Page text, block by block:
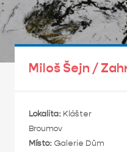
Miloš Šejn /
Lokalita: Klášter
Broumov
Místo: Galerie Dům